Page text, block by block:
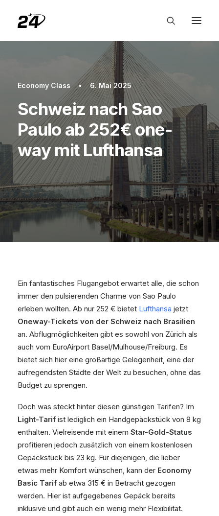
Economy Class • 6. Mai 2025
Schweiz nach Sao
Paulo ab 252€ one-
way mit Lufthansa
Ein fantastisches Flugangebot erwartet alle, die schon
immer den pulsierenden Charme von Sao Paulo
erleben wollten. Ab nur 252 € bietet Lufthansa jetzt
Oneway-Tickets von der Schweiz nach Brasilien
an. Abflugmöglichkeiten gibt es sowohl von Zürich als
auch vom EuroAirport Basel/Mulhouse/Freiburg. Es
bietet sich hier eine großartige Gelegenheit, eine der
aufregendsten Städte der Welt zu besuchen, ohne das
Budget zu sprengen.
Doch was steckt hinter diesen günstigen Tarifen? Im
Light-Tarif ist lediglich ein Handgepäckstück von 8 kg
enthalten. Vielreisende mit einem Star-Gold-Status
profitieren jedoch zusätzlich von einem kostenlosen
Gepäckstück bis 23 kg. Für diejenigen, die lieber
etwas mehr Komfort wünschen, kann der Economy
Basic Tarif ab etwa 315 € in Betracht gezogen
werden. Hier ist aufgegebenes Gepäck bereits
inklusive und gibt auch ein wenig mehr Flexibilität.